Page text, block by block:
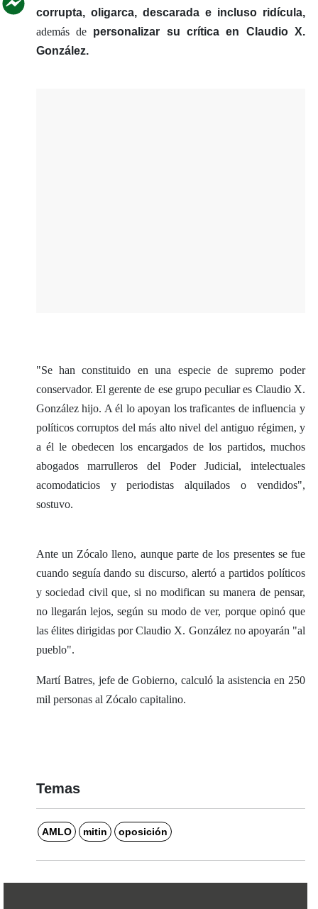
corrupta, oligarca, descarada e incluso ridícula,
además de personalizar su crítica en Claudio X.
González.
"Se han constituido en una especie de supremo poder
conservador. El gerente de ese grupo peculiar es Claudio X.
González hijo. A él lo apoyan los traficantes de influencia y
políticos corruptos del más alto nivel del antiguo régimen, y
a él le obedecen los encargados de los partidos, muchos
abogados marrulleros del Poder Judicial, intelectuales
acomodaticios y periodistas alquilados o vendidos",
sostuvo.
Ante un Zócalo lleno, aunque parte de los presentes se fue
cuando seguía dando su discurso, alertó a partidos políticos
y sociedad civil que, si no modifican su manera de pensar,
no llegarán lejos, según su modo de ver, porque opinó que
las élites dirigidas por Claudio X. González no apoyarán "al
pueblo".
Martí Batres, jefe de Gobierno, calculó la asistencia en 250
mil personas al Zócalo capitalino.
Temas
AMLO mitin oposición